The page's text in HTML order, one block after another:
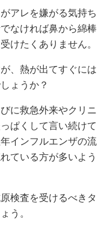
アレを嫌がる気持ち
なければ鼻から綿棒
けたくありません。
、熱が出てすぐには
ょうか？
に救急外来やクリニ
ぱくして言い続けて
インフルエンザの流
ている方が多いよう
検査を受けるべきタ
う。